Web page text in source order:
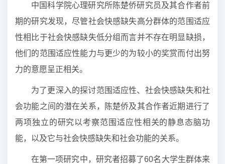
中国科学院心理研究所陈楚侨研究员及其合作者前
期的研究发现，尽管社会快感缺失高分群体的范围适应
性相比于社会快感缺失低分组而言并不存在明显缺损，
他们的范围适应性能力与更少的为较小的奖赏而付出努
力的意愿呈正相关。
为了更深入的探讨范围适应性、社会快感缺失和社
会功能之间的潜在关系，陈楚侨及其合作者近期进行了
两项独立的研究以考察范围适应性相关的静息态脑功
能，以及它与社会快感缺失和社会功能的关系。
在第一项研究中，研究者招募了60名大学生群体来